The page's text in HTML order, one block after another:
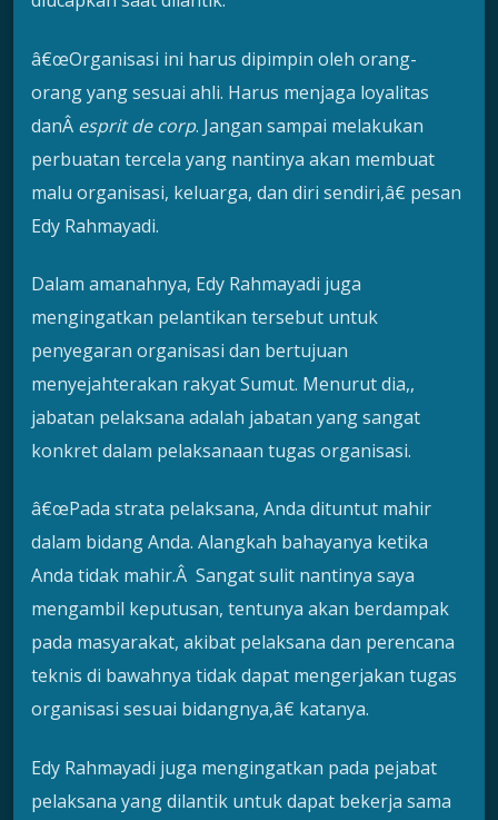
â€œOrganisasi ini harus dipimpin oleh orang-
orang yang sesuai ahli. Harus menjaga loyalitas
danÂ esprit de corp. Jangan sampai melakukan
perbuatan tercela yang nantinya akan membuat
malu organisasi, keluarga, dan diri sendiri,â€ pesan
Edy Rahmayadi.
Dalam amanahnya, Edy Rahmayadi juga
mengingatkan pelantikan tersebut untuk
penyegaran organisasi dan bertujuan
menyejahterakan rakyat Sumut. Menurut dia,,
jabatan pelaksana adalah jabatan yang sangat
konkret dalam pelaksanaan tugas organisasi.
â€œPada strata pelaksana, Anda dituntut mahir
dalam bidang Anda. Alangkah bahayanya ketika
Anda tidak mahir.Â Sangat sulit nantinya saya
mengambil keputusan, tentunya akan berdampak
pada masyarakat, akibat pelaksana dan perencana
teknis di bawahnya tidak dapat mengerjakan tugas
organisasi sesuai bidangnya,â€ katanya.
Edy Rahmayadi juga mengingatkan pada pejabat
pelaksana yang dilantik untuk dapat bekerja sama